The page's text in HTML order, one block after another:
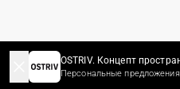
OSTRIV. Концепт
Персональные